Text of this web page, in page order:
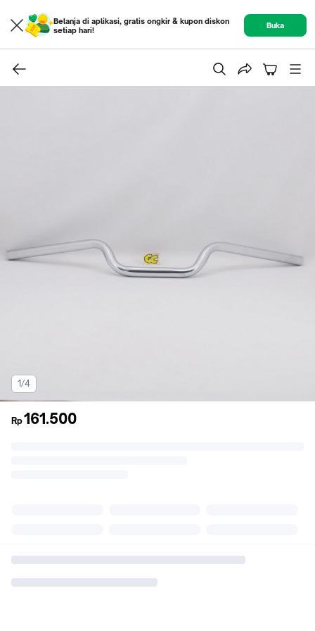
Belanja di aplikasi, gratis ongkir & kupon diskon
setiap hari!
Buka
1/4
Rp161.500